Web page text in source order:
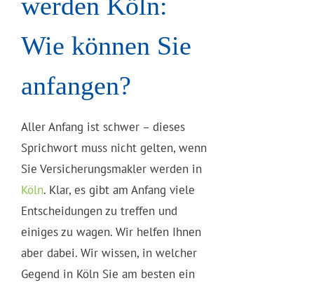
Wie können Sie
anfangen?
Aller Anfang ist schwer – dieses
Sprichwort muss nicht gelten, wenn
Sie Versicherungsmakler werden in
Köln. Klar, es gibt am Anfang viele
Entscheidungen zu treffen und
einiges zu wagen. Wir helfen Ihnen
aber dabei. Wir wissen, in welcher
Gegend in Köln Sie am besten ein